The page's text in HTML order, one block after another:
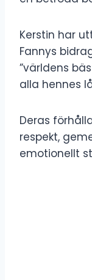
Kerstin har
Fannys
”världens
alla hennes
Deras
respekt,
emotionellt